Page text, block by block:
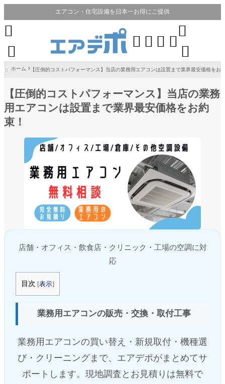
エアコン・住宅設備を日本一お得にご提供
   




 ホーム 【圧倒的コストパフォーマンス】当店の業務用エアコンは設置まで業界最安価格をお
【圧倒的コストパフォーマンス】当店の業務
用エアコンは設置まで業界最安価格をお約
束！
店舗・オフィス・飲食店・クリニック・工場の空調に対
応
目次 [表示]
業務用エアコンの販売・交換・取付工事
業務用エアコンの買い替え・新規取付・機種選
び・クリーニングまで、エアデポがまとめてサ
ポートします。現地調査とお見積りは無料で